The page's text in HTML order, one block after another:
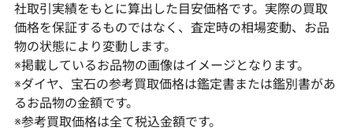
Pt･Pm900 ダイヤモンド ネックレス
17.45ct
参考買取価格
K18 ダイヤモン
社取引実績をもとに算出した目安価格です。実際の買取
価格を保証するものではなく、査定時の相場変動、お品
物の状態により変動します。
※掲載しているお品物の画像はイメージとなります。
※ダイヤ、宝石の参考買取価格は鑑定書または鑑別書があ
るお品物の金額です。
※参考買取価格は全て税込金額です。